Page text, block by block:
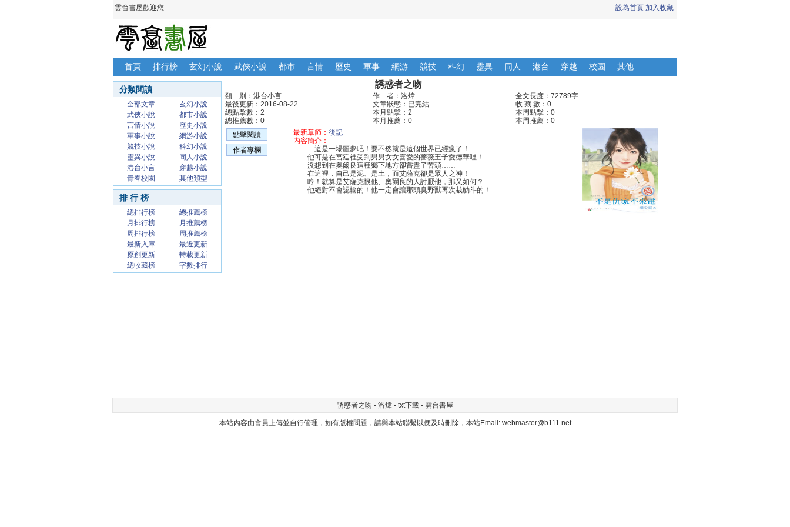
雲台書屋歡迎您 設為首頁 加入收藏
首頁 排行榜 玄幻小說 武俠小說 都市 言情 歷史 軍事 網游 競技 科幻 靈異 同人 港台 穿越 校園 其他
分類閱讀
全部文章
玄幻小說
武俠小說
都市小說
言情小說
歷史小說
軍事小說
網游小說
競技小說
科幻小說
靈異小說
同人小說
港台小言
穿越小說
青春校園
其他類型
排 行 榜
總排行榜
總推薦榜
月排行榜
月推薦榜
周排行榜
周推薦榜
最新入庫
最近更新
原創更新
轉載更新
總收藏榜
字數排行
誘惑者之吻
類 別：港台小言 作 者：洛煒
全文長度：72789字
最後更新：2016-08-22
文章狀態：已完結
收 藏 數：0
總點擊數：2
本月點擊：2
本周點擊：0
總推薦數：0
本月推薦：0
本周推薦：0
點擊閱讀
作者專欄
最新章節： 後記
內容簡介：
這是一場噩夢吧！要不然就是這個世界已經瘋了！
他可是在宮廷裡受到男男女女喜愛的薔薇王子愛德華哩！
沒想到在奧爾良這種鄉下地方卻嘗盡了苦頭……
在這裡，自己是泥、是土，而艾薩克卻是眾人之神！
哼！就算是艾薩克恨他、奧爾良的人討厭他，那又如何？
他絕對不會認輸的！他一定會讓那頭臭野獸再次栽觔斗的！
誘惑者之吻 - 洛煒 - txt下載 - 雲台書屋
本站內容由會員上傳並自行管理，如有版權問題，請與本站聯繫以便及時刪除，本站Email: webmaster@b111.net